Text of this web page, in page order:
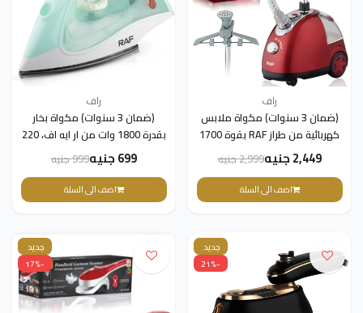
راف
(ضمان 3 سنوات) مكواة ملابس
كهربائية من طراز RAF بقوة 1700
واط، مكواة بخار يدوية عالية الطاقة
R.3037، مكواة بخار كهربائية ثنائية
المراحل
2,449 جنيه 2,999 جنيه
اضف الى السلة
راف
(ضمان 3 سنوات) مكواة بخار
بقدرة 1800 وات من ار ايه اف، 220
فولت، 50 هرتز، أخضر، R.1106B699 جنيه 999 جنيه
اضف الى السلة
جديد
-21%
جديد
-17%